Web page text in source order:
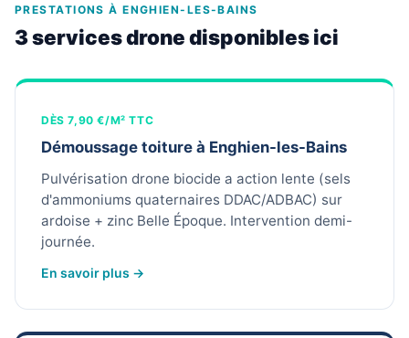
PRESTATIONS À ENGHIEN-LES-BAINS
3 services drone disponibles ici
DÈS 7,90 €/M² TTC
Démoussage toiture à Enghien-les-Bains
Pulvérisation drone biocide a action lente (sels
d'ammoniums quaternaires DDAC/ADBAC) sur
ardoise + zinc Belle Époque. Intervention demi-
journée.
En savoir plus →